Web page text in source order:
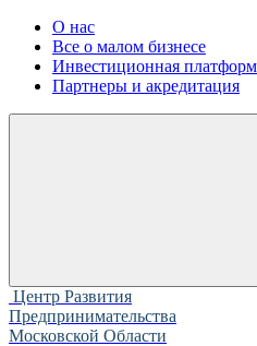
О нас
Все о малом бизнесе
Инвестиционная
Партнеры и акредитация
Центр Развития
Предпринимательства
Московской Области